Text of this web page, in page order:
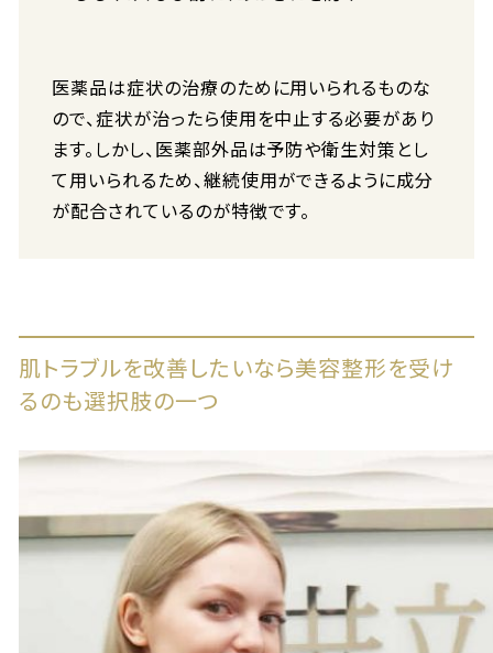
医薬品は症状の治療のために用いられるものな
ので、症状が治ったら使用を中止する必要があり
ます。しかし、医薬部外品は予防や衛生対策とし
て用いられるため、継続使用ができるように成分
が配合されているのが特徴です。
肌トラブルを改善したいなら美容整形を受け
るのも選択肢の一つ